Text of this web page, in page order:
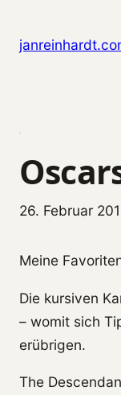
26. Februar
Meine
Die kursiven
– womit sich
erübrigen.
The